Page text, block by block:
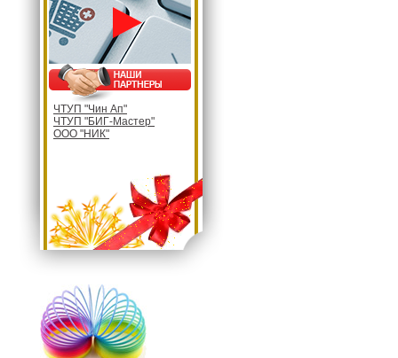
ЧТУП "Чин Ап"
ЧТУП "БИГ-Мастер"
ООО "НИК"